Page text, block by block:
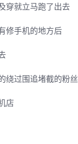
穿就立马跑了出去
修手机的地方后
绕过围追堵截的粉丝
店